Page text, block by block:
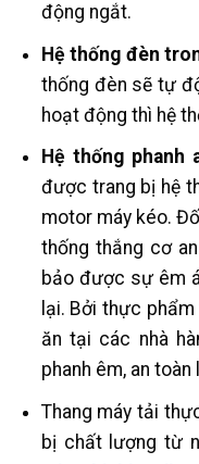
động ngắt.
Hệ thống đèn
thống đèn sẽ tự
hoạt động thì hệ
Hệ thống phanh
được trang bị hệ
motor máy kéo.
thống thắng cơ
bảo được sự êm
lại. Bởi thực
ăn tại các nhà
phanh êm, an
Thang máy tải
bị chất lượng từ